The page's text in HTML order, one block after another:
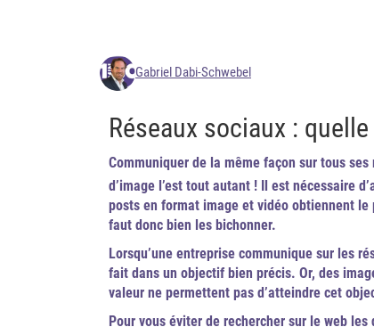
Gabriel Dabi-Schwebel
Réseaux sociaux :
Communiquer de la même façon sur tous
d’image l’est tout autant ! Il est nécessaire
posts en format image et vidéo obtiennent
faut donc bien les bichonner.
Lorsqu’une entreprise communique sur les
fait dans un objectif bien précis. Or, des
valeur ne permettent pas d’atteindre cet
Pour vous éviter de rechercher sur le web